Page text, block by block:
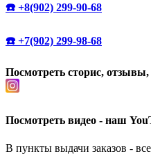
☎️ +8(902) 299-90-68
☎️ +7(902) 299-98-68
Посмотреть сторис,
Посмотреть видео - наш
В пункты выдачи заказов -